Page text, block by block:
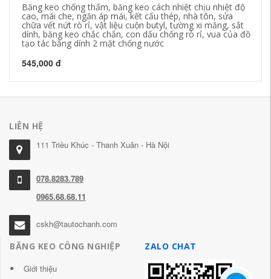
Băng keo chống thấm, băng keo cách nhiệt chịu nhiệt độ
cao, mái che, ngăn áp mái, kết cấu thép, nhà tôn, sửa
chữa vết nứt rò rỉ, vật liệu cuộn butyl, tường xi măng, sắt
dính, băng keo chắc chắn, con dấu chống rò rỉ, vua của đồ
tạo tác băng dính 2 mặt chống nước
545,000 đ
LIÊN HỆ
111 Triều Khúc - Thanh Xuân - Hà Nội
078.8283.789
0965.68.68.11
cskh@tautochanh.com
BĂNG KEO CÔNG NGHIỆP
Giới thiệu
ZALO CHAT